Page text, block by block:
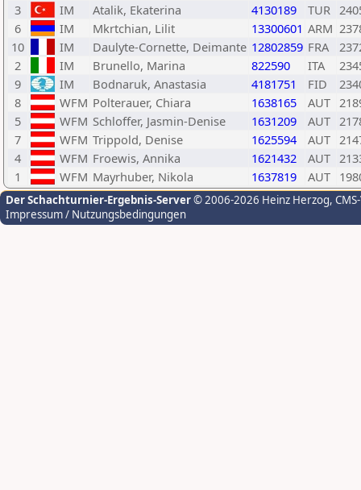
3
IM Atalik, Ekaterina 4130189 TUR
6
IM Mkrtchian, Lilit 13300601 ARM
10
IM Daulyte-Cornette, Deimante 12802859 FRA
2
IM Brunello, Marina 822590 ITA
9
IM Bodnaruk, Anastasia 4181751 FID
8
WFM Polterauer, Chiara 1638165 AUT
5
WFM Schloffer, Jasmin-Denise 1631209 AUT
7
WFM Trippold, Denise 1625594 AUT
4
WFM Froewis, Annika 1621432 AUT
1
WFM Mayrhuber, Nikola 1637819 AUT
Der Schachturnier-Ergebnis-Server© 2006-2026 Heinz Herzog,
Impressum / Nutzungsbedingungen